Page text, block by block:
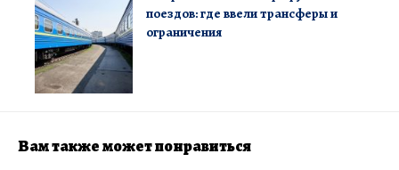
поездов: где ввели трансферы и
ограничения
Вам также может понравиться